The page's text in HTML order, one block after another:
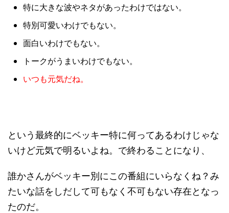
特に大きな波やネタがあったわけではない。
特別可愛いわけでもない。
面白いわけでもない。
トークがうまいわけでもない。
いつも元気だね。
という最終的にベッキー特に何ってあるわけじゃな
いけど元気で明るいよね。で終わることになり、
誰かさんがベッキー別にこの番組にいらなくね？み
たいな話をしだして可もなく不可もない存在となっ
たのだ。